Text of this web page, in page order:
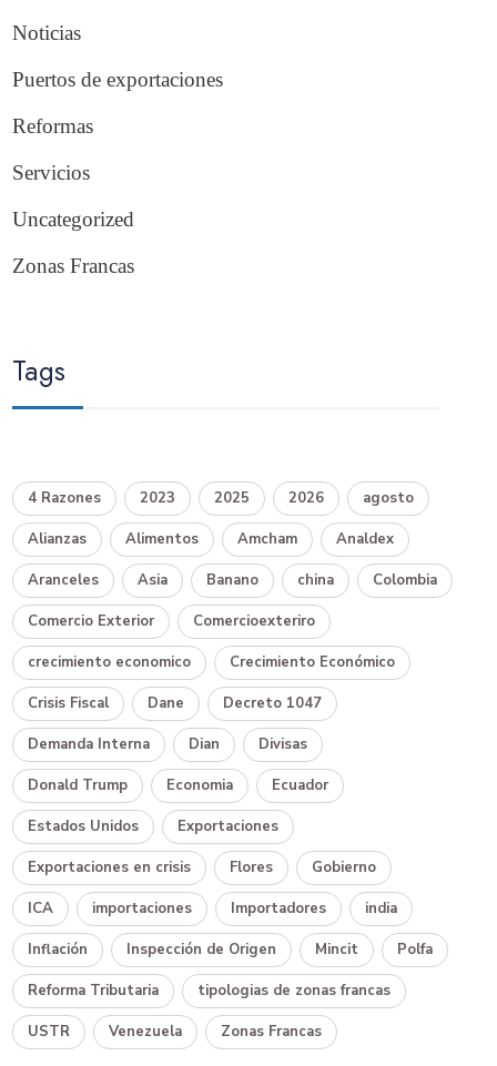
Noticias
Puertos de exportaciones
Reformas
Servicios
Uncategorized
Zonas Francas
Tags
4 Razones 2023 2025 2026 agosto
Alianzas Alimentos Amcham Analdex
Aranceles Asia Banano china Colombia
Comercio Exterior Comercioexteriro
crecimiento economico Crecimiento Económico
Crisis Fiscal Dane Decreto 1047
Demanda Interna Dian Divisas
Donald Trump Economia Ecuador
Estados Unidos Exportaciones
Exportaciones en crisis Flores Gobierno
ICA importaciones Importadores india
Inflación Inspección de Origen Mincit Polfa
Reforma Tributaria tipologias de zonas francas
USTR Venezuela Zonas Francas